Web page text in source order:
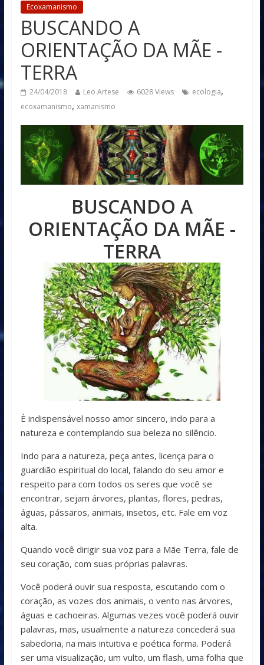
Ecoxamanismo
BUSCANDO A
ORIENTAÇÃO DA MÃE -
TERRA
24/04/2018 Leo Artese 6028 Views ecologia,
ecoxamanismo, xamanismo
BUSCANDO A
ORIENTAÇÃO DA MÃE -
TERRA
È indispensável nosso amor sincero, indo para a
natureza e contemplando sua beleza no silêncio.
Indo para a natureza, peça antes, licença para o
guardião espiritual do local, falando do seu amor e
respeito para com todos os seres que você se
encontrar, sejam árvores, plantas, flores, pedras,
águas, pássaros, animais, insetos, etc. Fale em voz
alta.
Quando você dirigir sua voz para a Mãe Terra, fale de
seu coração, com suas próprias palavras.
Você poderá ouvir sua resposta, escutando com o
coração, as vozes dos animais, o vento nas árvores,
águas e cachoeiras. Algumas vezes você poderá ouvir
palavras, mas, usualmente a natureza concederá sua
sabedoria, na mais intuitiva e poética forma. Poderá
ser uma visualização, um vulto, um flash, uma folha que